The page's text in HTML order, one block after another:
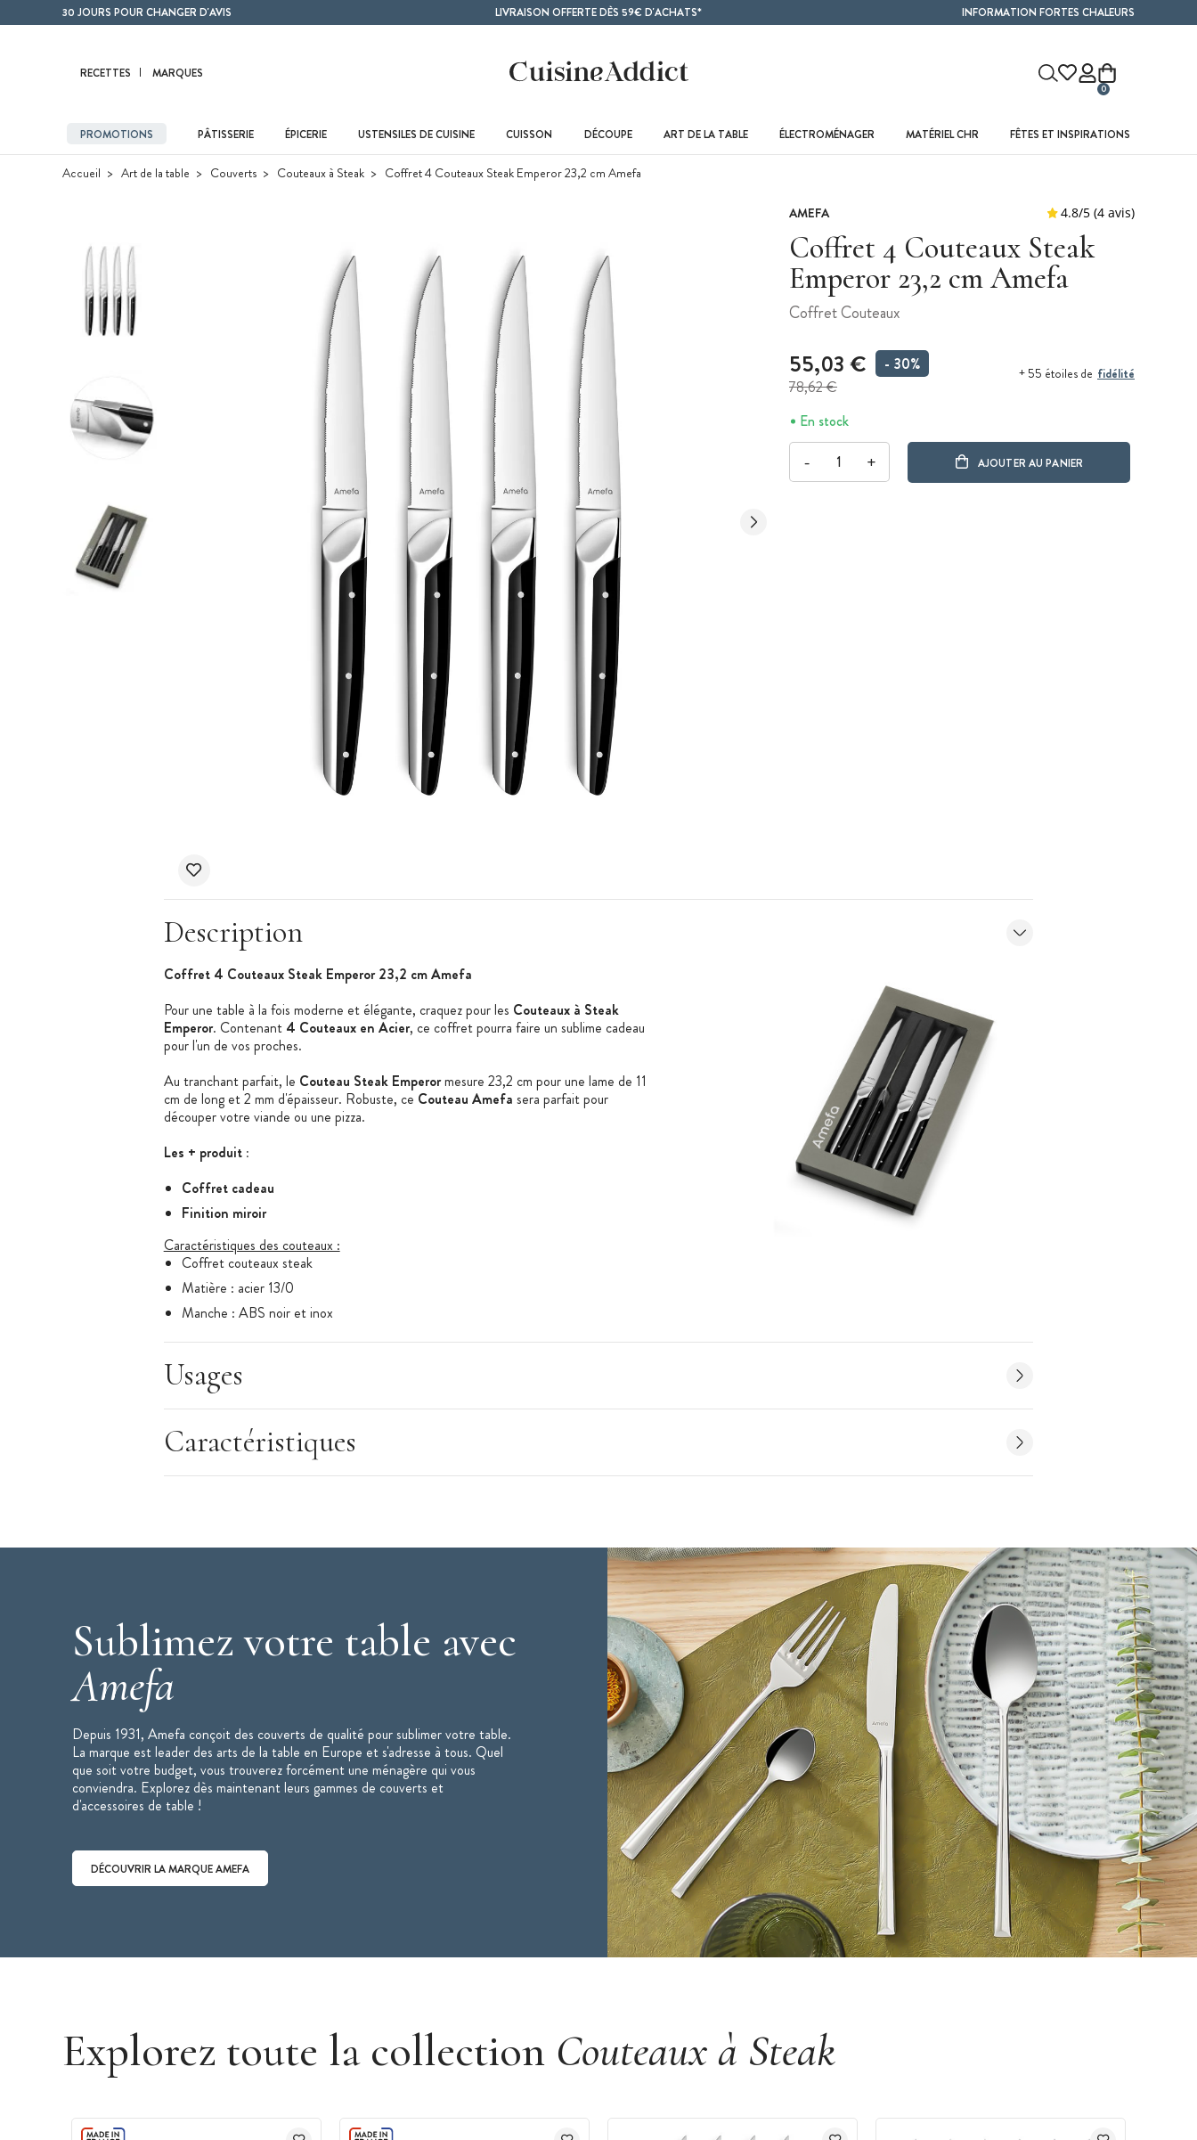
Contenu principal30 JOURS POUR CHANGER D'AVIS LIVRAISON OFFERTE DÈS 59€ D'ACHATS* INFORMATION FORTES CHALEURS
RECETTES MARQUES
0
PROMOTIONS PÂTISSERIE ÉPICERIE USTENSILES DE CUISINE CUISSON DÉCOUPE ART DE LA TABLE ÉLECTROMÉNAGER MATÉRIEL CHR FÊTES ET INSPIRATIONS
Accueil Art de la table Couverts Couteaux à Steak Coffret 4 Couteaux Steak Emperor 23,2 cm Amefa
AMEFA
Coffret 4 Couteaux Steak
Emperor 23,2 cm Amefa
Coffret Couteaux
55,03 €
78,62 €
- 30% + 55 étoiles de fidélité
En stock
- + AJOUTER AU PANIER
Description
Coffret 4 Couteaux Steak Emperor 23,2 cm Amefa
Pour une table à la fois moderne et élégante, craquez pour les Couteaux à Steak
Emperor. Contenant 4 Couteaux en Acier, ce coffret pourra faire un sublime cadeau
pour l'un de vos proches.
Au tranchant parfait, le Couteau Steak Emperormesure 23,2 cm pour une lame de 11
cm de long et 2 mm d'épaisseur. Robuste, ce Couteau Amefa sera parfait pour
découper votre viande ou une pizza.
Les + produit :
Coffret cadeau
Finition miroir
Caractéristiques des couteaux :
Coffret couteaux steak
Matière : acier 13/0
Manche : ABS noir et inox
Finition : miroir
Nombre de couteaux : 4
Longueur : 23,2 cm
Longueur lame : 11 cm
Épaisseur : 2,0 mm
Dimensions du coffret : 27,5 x 16,5 x 3,5 cm
Usages
Caractéristiques
Sublimez votre table avec
Amefa
Depuis 1931, Amefa conçoit des couverts de qualité pour sublimer votre table.
La marque est leader des arts de la table en Europe et s'adresse à tous. Quel
que soit votre budget, vous trouverez forcément une ménagère qui vous
conviendra. Explorez dès maintenant leurs gammes de couverts et
d'accessoires de table !
DÉCOUVRIR LA MARQUE AMEFA
Explorez toute la collection Couteaux à Steak